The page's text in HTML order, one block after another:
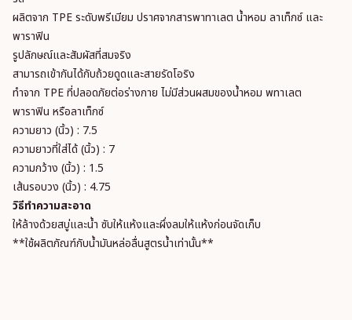
ผลิตจาก TPE ระดับพรีเมียม ปราศจากสารพาทาเลต น้ำหอม ลาเท็กซ์ และ
พาราฟิน
รูปลักษณ์และสัมผัสที่สมจริง
สามารถเข้ากันได้กับถ้วยดูดและสายรัดโอริง
ทำจาก TPE ที่ปลอดภัยต่อร่างกาย ไม่มีส่วนผสมของน้ำหอม พทาเลต
พาราฟิน หรือลาเท็กซ์
ความยาว (นิ้ว) : 7.5
ความยาวที่ใส่ได้ (นิ้ว) : 7
ความกว้าง (นิ้ว) : 1.5
เส้นรอบวง (นิ้ว) : 4.75
วิธีทำความสะอาด
ให้ล้างด้วยสบู่และน้ำ ซับให้แห้งและผึ่งลมให้แห้งก่อนจัดเก็บ
**ใช้ผลิตภัณฑ์กับน้ำมันหล่อลื่นสูตรน้ำเท่านั้น**